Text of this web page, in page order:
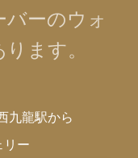
ーのウォ
ます。
九龍駅から
リー